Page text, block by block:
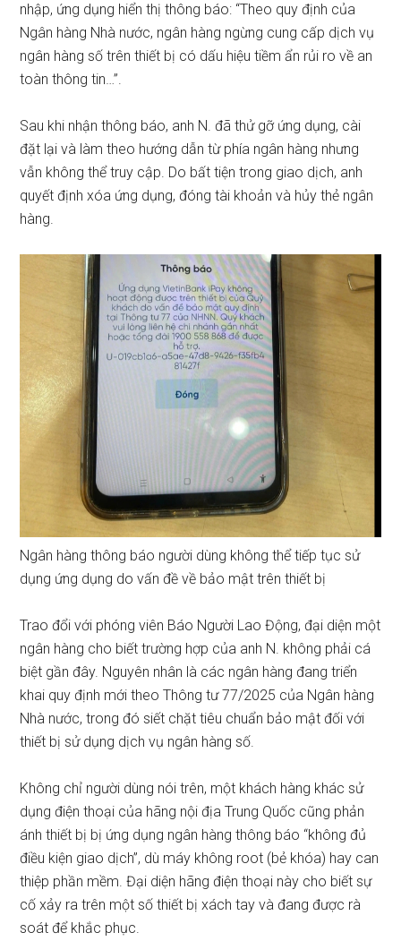
nhập, ứng dụng hiển thị thông báo: “Theo quy định của
Ngân hàng Nhà nước, ngân hàng ngừng cung cấp dịch vụ
ngân hàng số trên thiết bị có dấu hiệu tiềm ẩn rủi ro về an
toàn thông tin…”.
Sau khi nhận thông báo, anh N. đã thử gỡ ứng dụng, cài
đặt lại và làm theo hướng dẫn từ phía ngân hàng nhưng
vẫn không thể truy cập. Do bất tiện trong giao dịch, anh
quyết định xóa ứng dụng, đóng tài khoản và hủy thẻ ngân
hàng.
Ngân hàng thông báo người dùng không thể tiếp tục sử
dụng ứng dụng do vấn đề về bảo mật trên thiết bị
Trao đổi với phóng viên Báo Người Lao Động, đại diện một
ngân hàng cho biết trường hợp của anh N. không phải cá
biệt gần đây. Nguyên nhân là các ngân hàng đang triển
khai quy định mới theo Thông tư 77/2025 của Ngân hàng
Nhà nước, trong đó siết chặt tiêu chuẩn bảo mật đối với
thiết bị sử dụng dịch vụ ngân hàng số.
Không chỉ người dùng nói trên, một khách hàng khác sử
dụng điện thoại của hãng nội địa Trung Quốc cũng phản
ánh thiết bị bị ứng dụng ngân hàng thông báo “không đủ
điều kiện giao dịch”, dù máy không root (bẻ khóa) hay can
thiệp phần mềm. Đại diện hãng điện thoại này cho biết sự
cố xảy ra trên một số thiết bị xách tay và đang được rà
soát để khắc phục.